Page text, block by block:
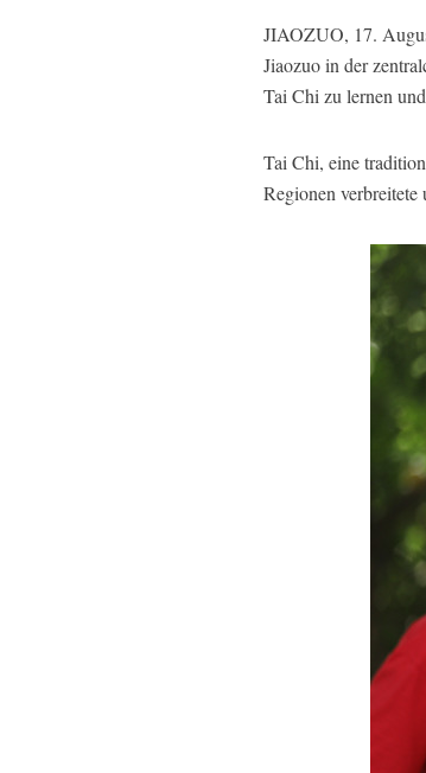
JIAOZUO, 17.
Jiaozuo in der
Tai Chi zu lernen
Tai Chi, eine
Regionen